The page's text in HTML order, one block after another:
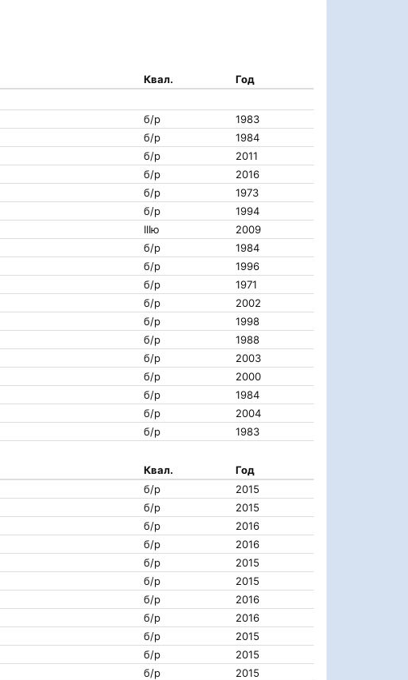
Квал. Год
б/р
1983
б/р
1984
б/р
2011
б/р
2016
б/р
1973
б/р
1994
IIIю
2009
б/р
1984
б/р
1996
б/р
1971
б/р
2002
б/р
1998
б/р
1988
б/р
2003
б/р
2000
б/р
1984
б/р
2004
б/р 1983
Квал.
Год
б/р
2015
б/р
2015
б/р
2016
б/р
2016
б/р
2015
б/р
2015
б/р
2016
б/р
2016
б/р
2015
б/р
2015
б/р
2015